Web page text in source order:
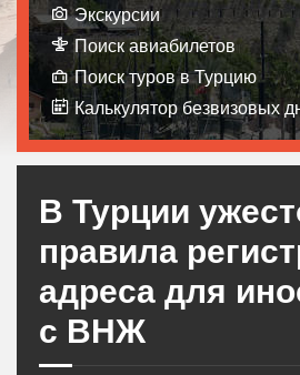
Экскурсии
Поиск авиабилетов
Поиск туров в Турцию
Калькулятор безвизовых
В Турции
правила
адреса для
с ВНЖ